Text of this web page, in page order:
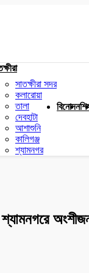
সাতক্ষীরা সদর
কলারোয়া
তালা
দেবহাটা
আশাশুনি
কালিগঞ্জ
শ্যামনগর
বিনোদন